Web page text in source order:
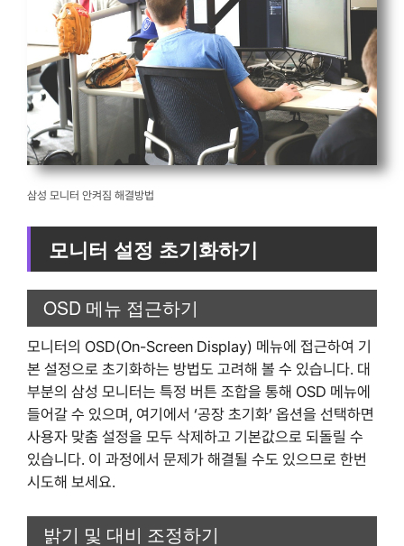
삼성 모니터 안켜짐 해결방법
모니터 설정 초기화하기
OSD 메뉴 접근하기
모니터의 OSD(On-Screen Display) 메뉴에 접근하여 기
본 설정으로 초기화하는 방법도 고려해 볼 수 있습니다. 대
부분의 삼성 모니터는 특정 버튼 조합을 통해 OSD 메뉴에
들어갈 수 있으며, 여기에서 ‘공장 초기화’ 옵션을 선택하면
사용자 맞춤 설정을 모두 삭제하고 기본값으로 되돌릴 수
있습니다. 이 과정에서 문제가 해결될 수도 있으므로 한번
시도해 보세요.
밝기 및 대비 조정하기